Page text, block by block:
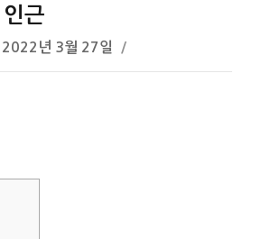
근
작
성
2022년 3월 27일